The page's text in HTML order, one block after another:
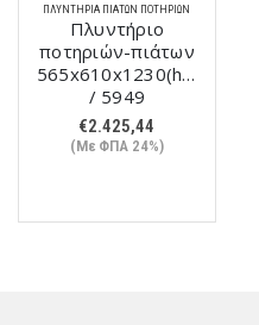
ΠΛΥΝΤΉΡΙΑ ΠΙΆΤΩΝ ΠΟΤΗΡΙΏΝ
Πλυντήριο
ποτηριών-πιάτων
565x610x1230(h)mm
/ 5949
€2.425,44
(Με ΦΠΑ 24%)